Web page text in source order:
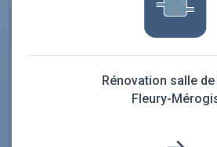
Rénovation salle
Fleury-